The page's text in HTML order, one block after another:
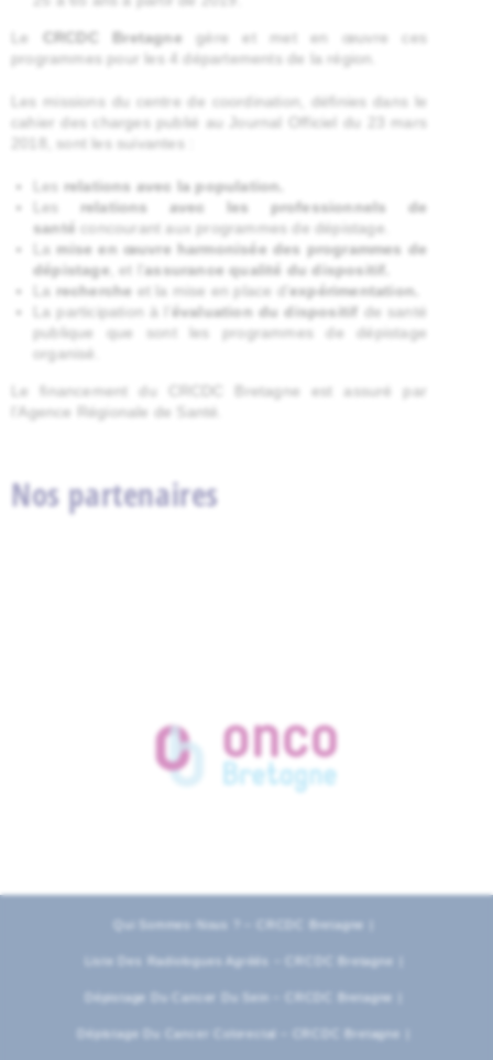
Le CRCDC Bretagne gère et met en œuvre ces
programmes pour les 4 départements de la région.
Les missions du centre de coordination, définies dans le
cahier des charges publié au Journal Officiel du 23 mars
2018, sont les suivantes :
Les relations avec la population.
Les relations avec les professionnels de
santé
concourant aux programmes de dépistage.
La mise en œuvre harmonisée des programmes de
dépistage , et l’ assurance qualité du dispositif.
La recherche et la mise en place d’ expérimentation.
La participation à l’ évaluation du dispositif
de santé
publique que sont les programmes de dépistage
organisé.
Le financement du CRCDC Bretagne est assuré par
l’Agence Régionale de Santé.
Nos partenaires
Qui Sommes-Nous ? – CRCDC Bretagne
Liste Des Radiologues Agréés – CRCDC Bretagne
Dépistage Du Cancer Du Sein – CRCDC Bretagne
Dépistage Du Cancer Colorectal – CRCDC Bretagne